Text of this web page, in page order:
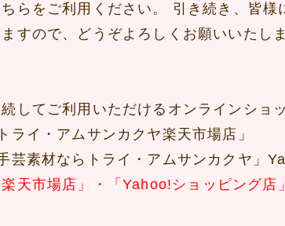
らをご利用ください。 引き続き、皆
すので、どうぞよろしくお願いいたしま
続してご利用いただけるオンラインショッ
トライ・アムサンカクヤ楽天市場店」
手芸素材ならトライ・アムサンカクヤ」
天市場店」・「Yahoo!ショッピング店